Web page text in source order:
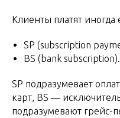
Клиенты платят
SP (subscription
BS (bank subscription).
SP подразумевает
карт, BS —
подразумевают грейс-